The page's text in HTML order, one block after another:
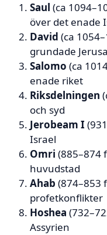
Saul (ca
över det enade
David (ca
grundade
Salomo (ca
enade riket
Riksdelningen
och syd
Jerobeam I
Israel
Omri (885–874
huvudstad
Ahab (874–853
profetkonflikter
Hoshea
Assyrien